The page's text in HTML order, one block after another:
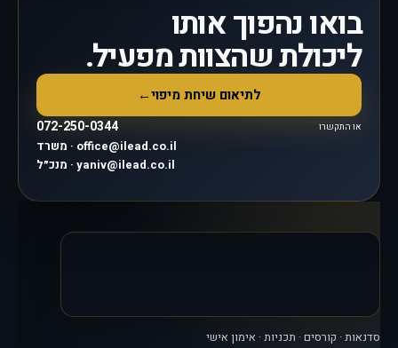
בואו נהפוך אותו
ליכולת שהצוות מפעיל.
לתיאום שיחת מיפוי←
או התקשרו 072-250-0344
משרד · office@ilead.co.il
מנכ״ל · yaniv@ilead.co.il
סדנאות · קורסים · תכניות · אימון אישי